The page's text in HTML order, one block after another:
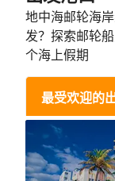
地中海邮轮海岸
发？探索邮轮
个海上假期
最受欢迎的